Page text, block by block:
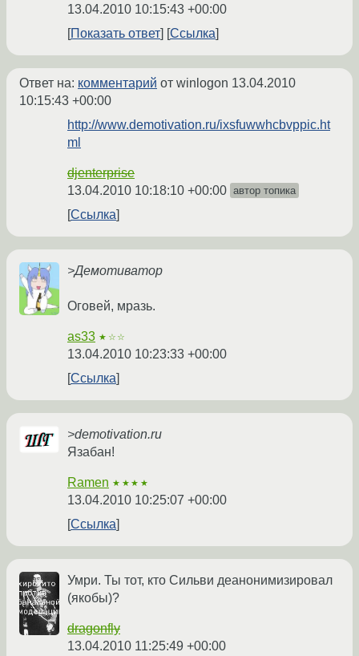
13.04.2010 10:15:43 +00:00
Показать ответ
Ссылка
Ответ на: комментарий от winlogon 13.04.2010
10:15:43 +00:00
http://www.demotivation.ru/ixsfuwwhcbvppic.ht
ml
djenterprise
13.04.2010 10:18:10 +00:00 автор топика
Ссылка
>Демотиватор
Оговей, мразь.
as33 ★☆☆
13.04.2010 10:23:33 +00:00
Ссылка
>demotivation.ru
Язабан!
Ramen ★★★★
13.04.2010 10:25:07 +00:00
Ссылка
Умри. Ты тот, кто Сильви деанонимизировал
(якобы)?
dragonfly
13.04.2010 11:25:49 +00:00